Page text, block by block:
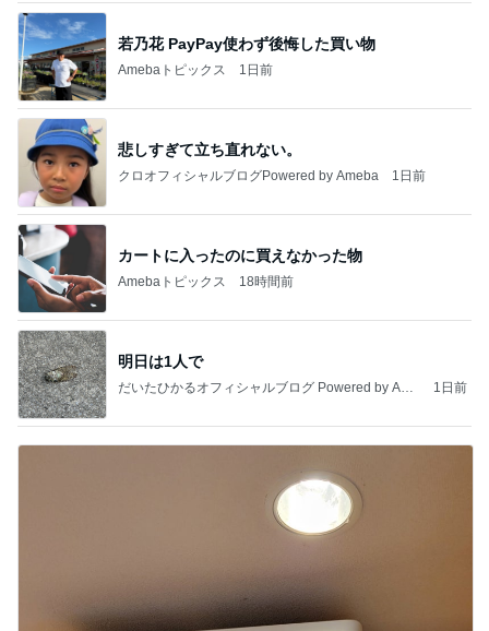
若乃花 PayPay使わず後悔した買い物
Amebaトピックス 1日前
悲しすぎて立ち直れない。
クロオフィシャルブログPowered by Ameba 1日前
カートに入ったのに買えなかった物
Amebaトピックス 18時間前
明日は1人で
だいたひかるオフィシャルブログ Powered by Ame
1日前